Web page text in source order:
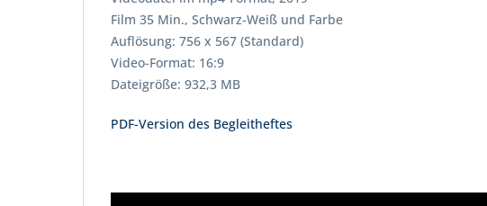
Film 35 Min., Schwarz-Weiß und Farbe
Auflösung: 756 x 567 (Standard)
Video-Format: 16:9
Dateigröße: 932,3 MB
PDF-Version des Begleitheftes